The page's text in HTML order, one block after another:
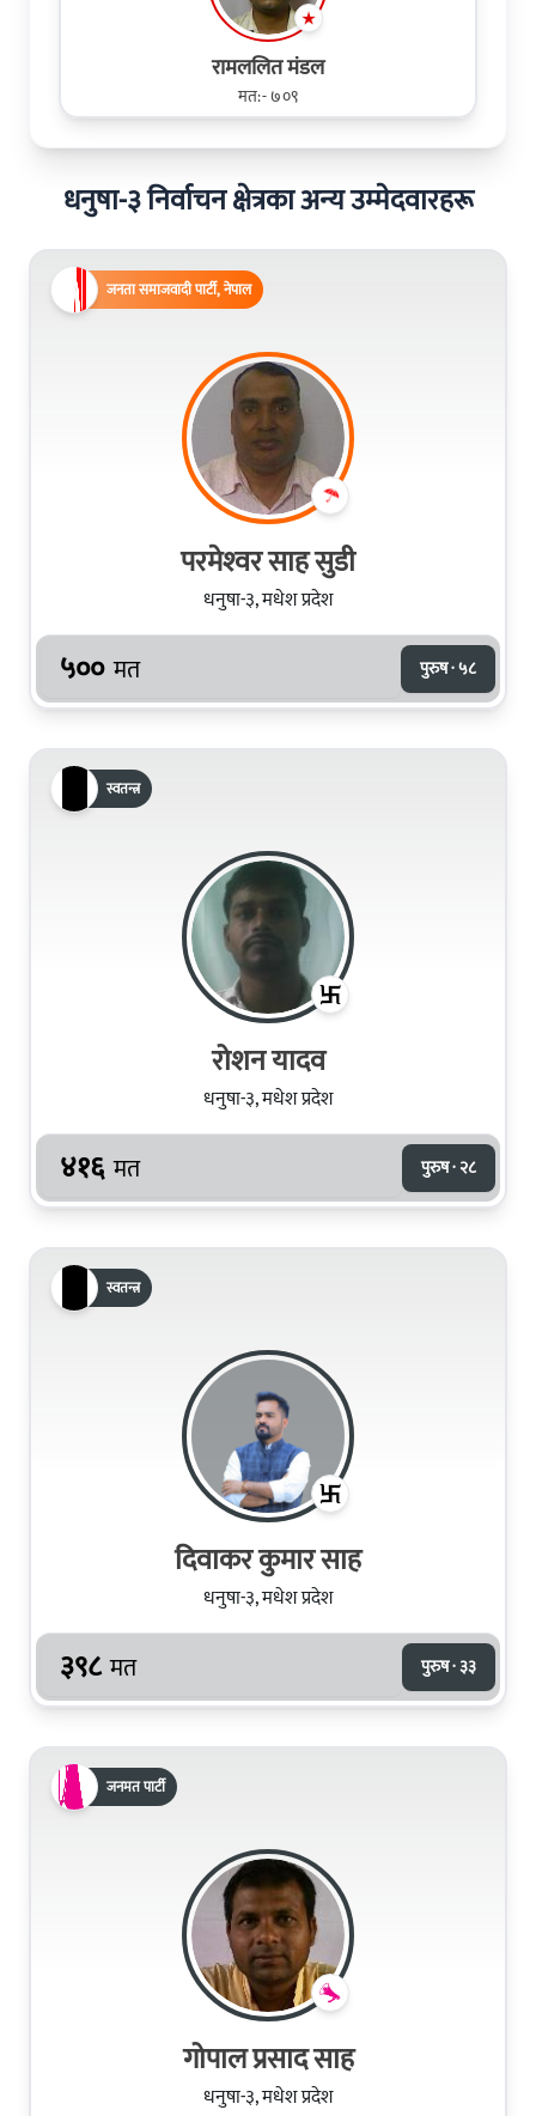
रामललित मंडल
मत:- ७०९
धनुषा-३ निर्वाचन क्षेत्रका अन्य उम्मेदवारहरू
जनता समाजवादी पार्टी, नेपाल
परमेश्‍वर साह सुडी
धनुषा-३, मधेश प्रदेश
५०० मत पुरुष · ५८
स्वतन्त्र
रोशन यादव
धनुषा-३, मधेश प्रदेश
४१६ मत पुरुष · २८
स्वतन्त्र
दिवाकर कुमार साह
धनुषा-३, मधेश प्रदेश
३९८ मत पुरुष · ३३
जनमत पार्टी
गोपाल प्रसाद साह
धनुषा-३, मधेश प्रदेश